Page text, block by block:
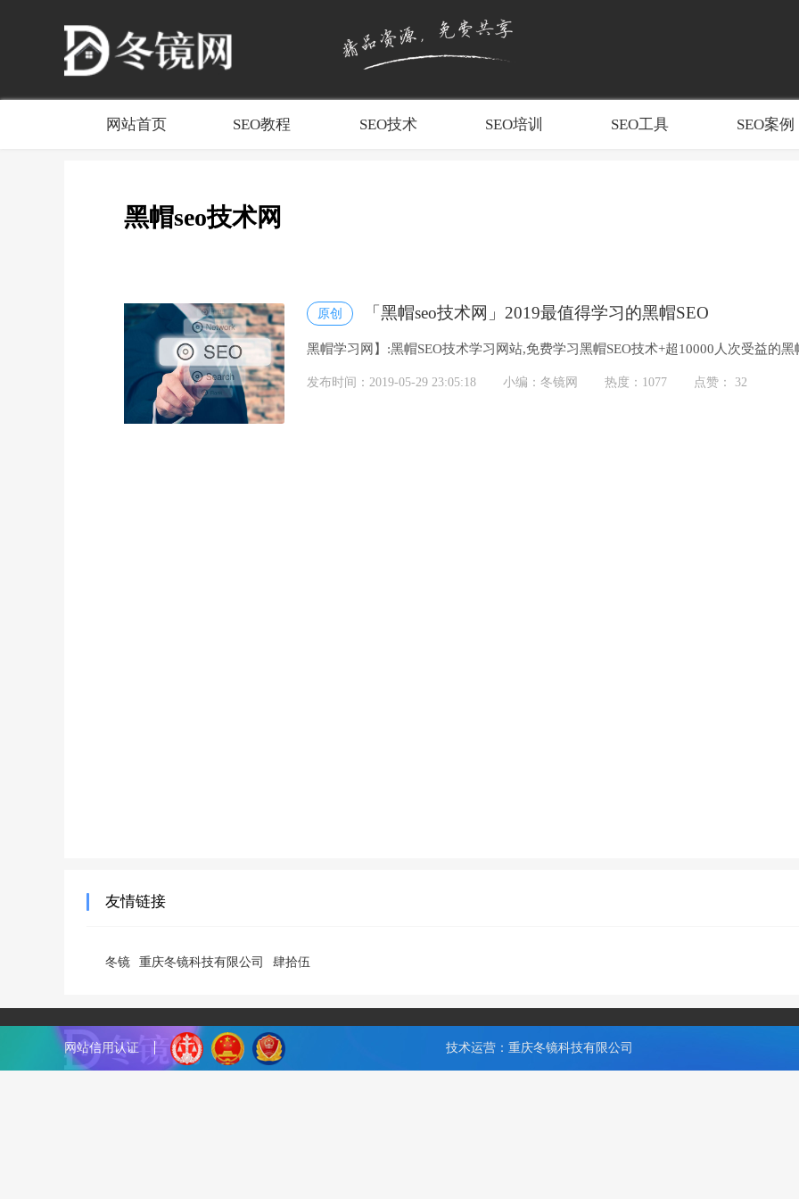
网站首页 SEO教程 SEO技术 SEO培训 SEO工具 SEO案例
黑帽seo技术网
原创 「黑帽seo技术网」2019最值得学习的黑帽SEO
黑帽学习网】:黑帽SEO技术学习网站,免费学习黑帽SEO技术+超10000人次受益的
黑帽技术无负担!系统学习黑帽技术并...
发布时间：2019-05-29 23:05:18 小编：冬镜网 热度：1077 点赞： 32
友情链接
冬镜 重庆冬镜科技有限公司 肆拾伍
网站信用认证 技术运营：重庆冬镜科技有限公司